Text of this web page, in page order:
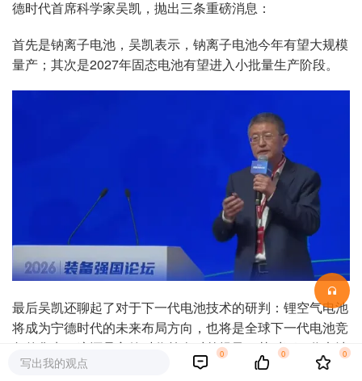
德时代首席科学家吴凯，抛出三条重磅消息：
首先是钠离子电池，吴凯表示，钠离子电池今年有望大规模
量产；其次是2027年固态电池有望进入小批量生产阶段。
最后吴凯还聊起了对于下一代电池技术的研判：锂空气电池
将成为宁德时代的未来布局方向，也将是全球下一代电池竞
争的焦点。这还是宁德时代首次对外提及，其对下一代电池
技术的公开预判。
写出我的观点
0 0 0